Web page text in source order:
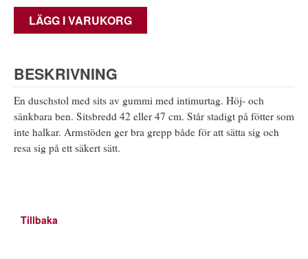
LÄGG I VARUKORG
BESKRIVNING
En duschstol med sits av gummi med intimurtag. Höj- och
sänkbara ben. Sitsbredd 42 eller 47 cm. Står stadigt på fötter som
inte halkar. Armstöden ger bra grepp både för att sätta sig och
resa sig på ett säkert sätt.
Tillbaka